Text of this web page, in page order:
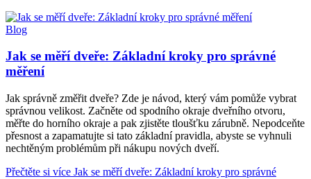
Blog
Jak se měří dveře: Základní kroky pro správné
měření
Jak správně změřit dveře? Zde je návod, který vám pomůže vybrat
správnou velikost. Začněte od spodního okraje dveřního otvoru,
měřte do horního okraje a pak zjistěte tloušťku zárubně. Nepodceňte
přesnost a zapamatujte si tato základní pravidla, abyste se vyhnuli
nechtěným problémům při nákupu nových dveří.
Přečtěte si více Jak se měří dveře: Základní kroky pro správné